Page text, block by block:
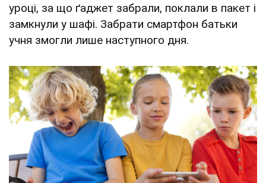
уроці, за що ґаджет забрали, поклали в пакет і
замкнули у шафі. Забрати смартфон батьки
учня змогли лише наступного дня.